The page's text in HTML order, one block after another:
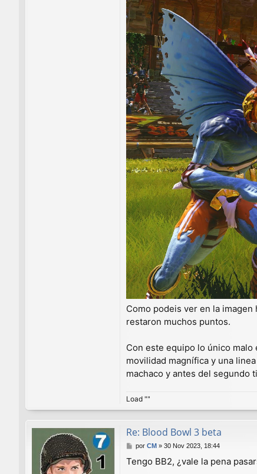
Como podeis ver en la
restaron muchos puntos.
Con este equipo lo único
movilidad magnífica y una
machaco y antes del segundo
Load ""
Re: Blood Bowl 3 beta
M
n
por CM» 30 Nov 2023, 18:44
Tengo BB2, ¿vale la pena